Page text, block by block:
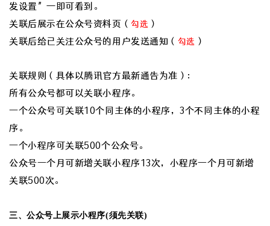
发设置”—即可看到。
关联后展示在公众号资料页（勾选 ）
关联后给已关注公众号的用户发送通知（ 勾选 ）
关联规则（具体以腾讯官方最新通告为准）：
所有公众号都可以关联小程序。
一个公众号可关联10个同主体的小程序，3个不同主体的小程
序。
一个小程序可关联500个公众号。
公众号一个月可新增关联小程序13次，小程序一个月可新增
关联500次。
三、公众号上展示小程序(须先关联)